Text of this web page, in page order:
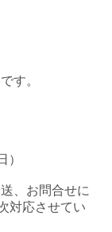
す。
）
、お問合せに
対応させてい